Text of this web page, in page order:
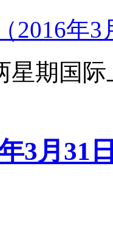
2016年
星期国
3月31